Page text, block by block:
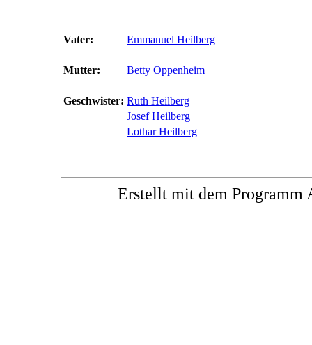
Vater: Emmanuel Heilberg
Mutter: Betty Oppenheim
Geschwister: Ruth Heilberg
Josef Heilberg
Lothar Heilberg
Erstellt mit dem